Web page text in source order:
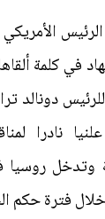
في كلمة
دونالد
علنيا نادرا
فترة حكم